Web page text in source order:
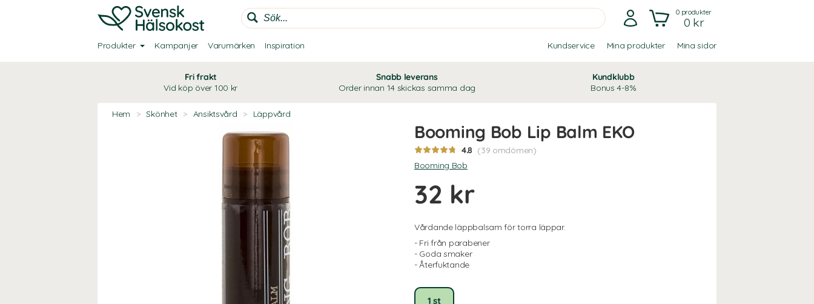
0produkter
0 kr
Produkter Kampanjer Varumärken Inspiration Kundservice Mina produkter Mina sidor
Fri frakt
Vid köp över 100 kr
Snabb leverans
Order innan 14 skickas samma dag
Kundklubb
Bonus 4-8%
Hem > Skönhet > Ansiktsvård > Läppvård
Booming Bob Lip Balm EKO
4.8 (39 omdömen)
Booming Bob
32 kr
Vårdande läppbalsam för torra läppar.
- Fri från parabener
- Goda smaker
- Återfuktande
1 st